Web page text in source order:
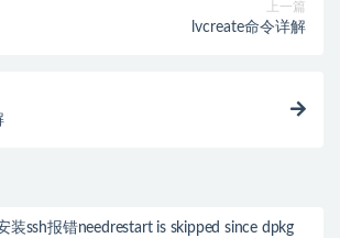
上一篇
lvcreate命令详解
装ssh报错needrestart is skipped since dpkg